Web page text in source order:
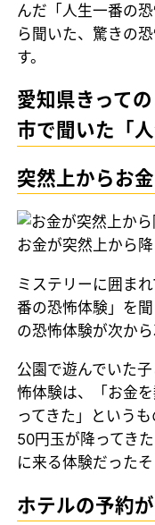
んだ「人生一番の
ら聞いた、驚きの
す。
愛知県きって
市で聞いた「
突然上からお
お金が突然上から
ミステリーに囲ま
番の恐怖体験」を
の恐怖体験が次か
公園で遊んでいた
怖体験は、「お金
ってきた」という
50円玉が降ってき
に来る体験だったそ
ホテルの予約